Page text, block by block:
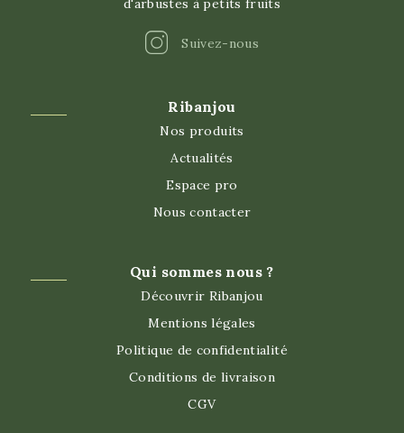
d'arbustes à petits fruits
Suivez-nous
Instagram
Ribanjou
Nos produits
Actualités
Espace pro
Nous contacter
Qui sommes nous ?
Découvrir Ribanjou
Mentions légales
Politique de confidentialité
Conditions de livraison
CGV